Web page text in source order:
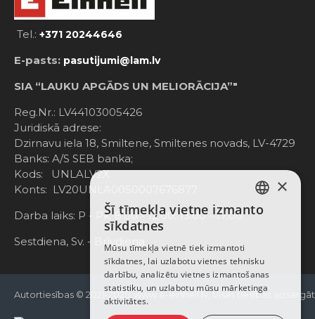
Tel.: +371 20244646
E-pasts: pasutijumi@lam.lv
SIA “LAUKU APGĀDS UN MELIORĀCIJA”"
Reg.Nr.: LV44103005426
Juridiskā adrese:
Dzirnavu iela 18, Smiltene, Smiltenes novads, LV-4729
Banks: A/S SEB banka;
Kods: UNLALV2X
Konts: LV20UNLA0050007676877
Darba laiks: P - Pk. 8:00 - 12:00; 13:00 - 17:00
Sestdiena, Sv. - Brīvdiena
Autortiesības © 2021-2025, www.e-einhell.lv, Visas tiesības
LATVIAN
ENGLISH
×
Šī tīmekļa vietne izmanto
sīkdatnes
Mūsu tīmekļa vietnē tiek izmantoti
sīkdatnes, lai uzlabotu vietnes tehnisku
darbību, analizētu vietnes izmantošanas
statistiku, un uzlabotu mūsu mārketinga
aktivitātes.